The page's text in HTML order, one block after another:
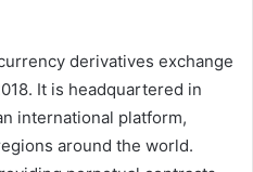
derivatives exchange
It is headquartered in
international platform,
around the world.